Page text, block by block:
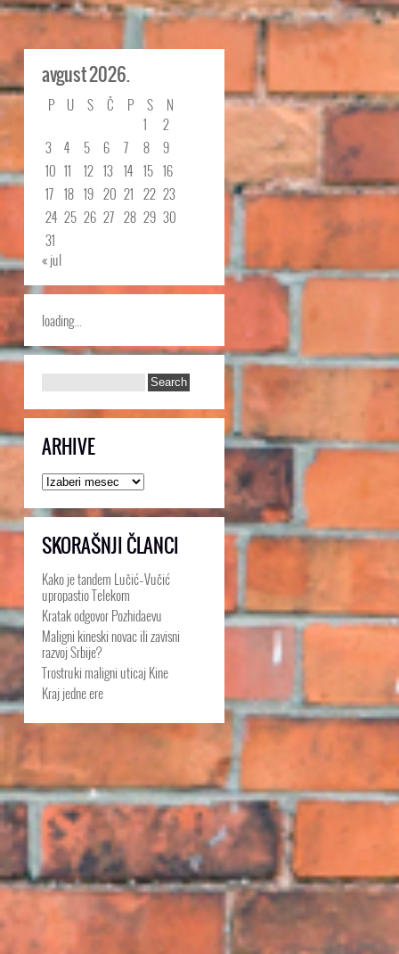
avgust 2026.
P U S Č P S
N
1
2
3
4 5 6 7 8
9
10 11 12 13 14 15 16
17 18 19 20 21 22 23
24 25 26 27 28 29 30
31
« jul
loading...
ARHIVE
Arhive
SKORAŠNJI ČLANCI
Kako je tandem Lučić–Vučić
upropastio Telekom
Kratak odgovor Pozhidaevu
Maligni kineski novac ili zavisni
razvoj Srbije?
Trostruki maligni uticaj Kine
Kraj jedne ere